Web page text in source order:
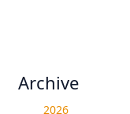
Archive
2026